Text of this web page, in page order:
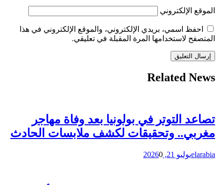
الموقع الإلكتروني
احفظ اسمي، بريدي الإلكتروني، والموقع الإلكتروني في هذا
المتصفح لاستخدامها المرة المقبلة في تعليقي.
Related News
تصاعد التوتر في بولونيا بعد وفاة مهاجر
مغربي.. وتحقيقات لكشف ملابسات الحادث
elarabiaيوليو 21, 2026 0